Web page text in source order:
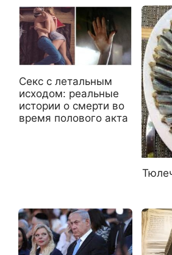
Секс с летальным
исходом: реальные
истории о смерти во
время полового акта